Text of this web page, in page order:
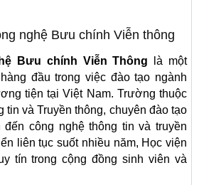
nghệ Bưu chính Viễn thông
Bưu chính Viễn Thông là một
đầu trong việc đào tạo ngành
tiện tại Việt Nam. Trường thuộc
tin và Truyền thông, chuyên đào tạo
công nghệ thông tin và truyền
liên tục suốt nhiều năm, Học viện
tín trong cộng đồng sinh viên và